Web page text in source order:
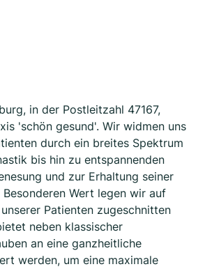
in der Postleitzahl 47167,
'schön gesund'. Wir widmen uns
durch ein breites Spektrum
bis hin zu entspannenden
und zur Erhaltung seiner
Wert legen wir auf
Patienten zugeschnitten
neben klassischer
an eine ganzheitliche
werden, um eine maximale